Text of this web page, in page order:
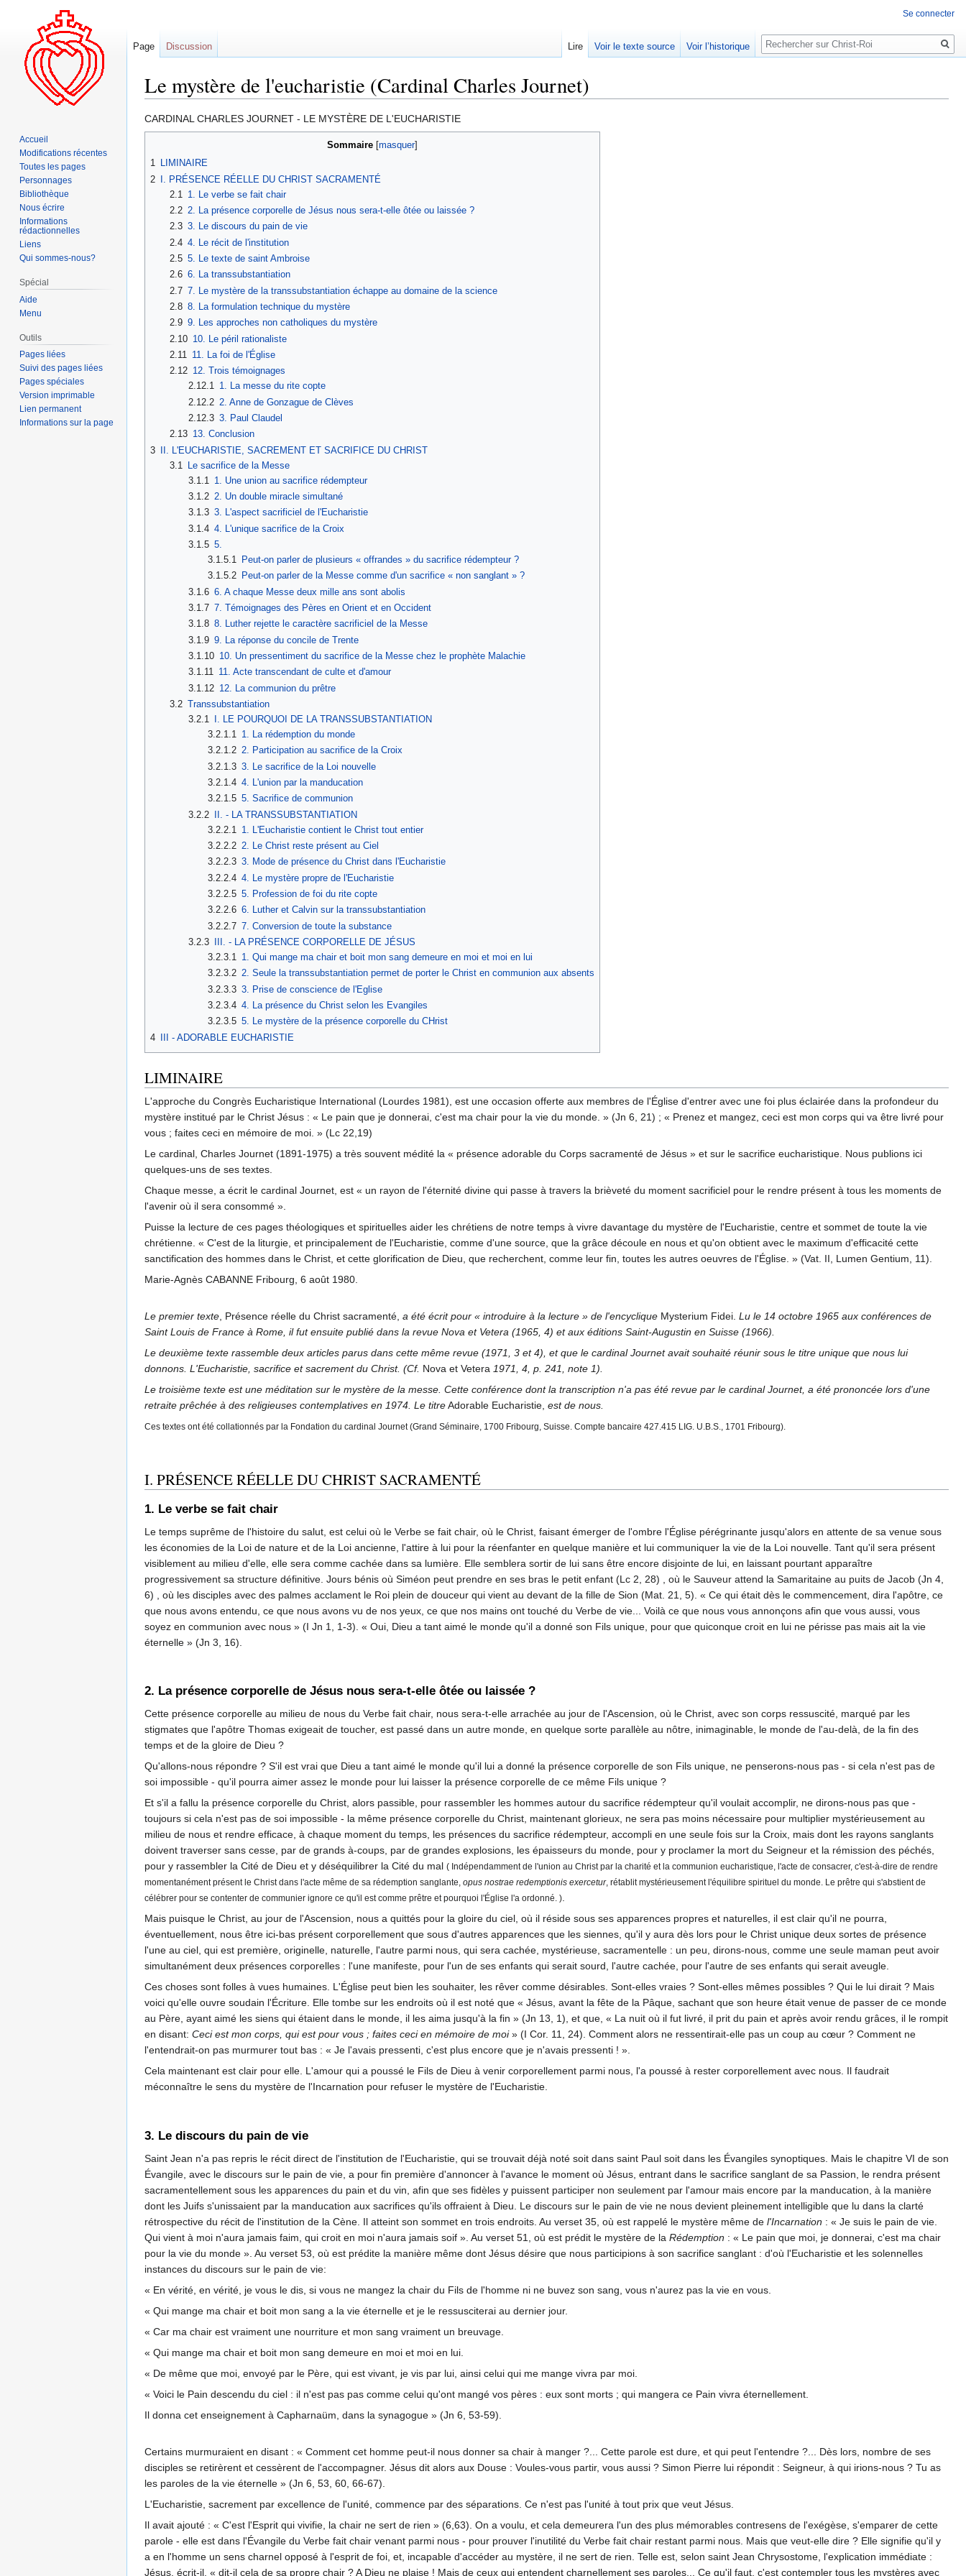
Le mystère de l'eucharistie (Cardinal Charles Journet)
Aller
à
navigation
Aller
à
recherche
CARDINAL CHARLES JOURNET - LE MYSTÈRE DE L'EUCHARISTIE
Sommaire
1 LIMINAIRE
2
I. PRÉSENCE RÉELLE DU CHRIST SACRAMENTÉ
2.1
1. Le verbe se fait chair
2.2 2. La présence corporelle de Jésus nous sera-t-elle ôtée ou laissée ?
2.3 3. Le discours du pain de vie
2.4 4. Le récit de l'institution
2.5 5. Le texte de saint Ambroise
2.6 6. La transsubstantiation
2.7 7. Le mystère de la transsubstantiation échappe au domaine de la science
2.8 8. La formulation technique du mystère
2.9 9. Les approches non catholiques du mystère
2.10 10. Le péril rationaliste
2.11 11. La foi de l'Église
2.12 12. Trois témoignages
2.12.1 1. La messe du rite copte
2.12.2 2. Anne de Gonzague de Clèves
2.12.3 3. Paul Claudel
2.13 13. Conclusion
3 II. L'EUCHARISTIE, SACREMENT ET SACRIFICE DU CHRIST
3.1
Le sacrifice de la Messe
3.1.1
1. Une union au sacrifice rédempteur
3.1.2 2. Un double miracle simultané
3.1.3 3. L'aspect sacrificiel de l'Eucharistie
3.1.4 4. L'unique sacrifice de la Croix
3.1.5 5.
3.1.5.1
Peut-on parler de plusieurs « offrandes » du sacrifice rédempteur ?
3.1.5.2
Peut-on parler de la Messe comme d'un sacrifice « non sanglant » ?
3.1.6 6. A chaque Messe deux mille ans sont abolis
3.1.7 7. Témoignages des Pères en Orient et en Occident
3.1.8 8. Luther rejette le caractère sacrificiel de la Messe
3.1.9 9. La réponse du concile de Trente
3.1.10 10. Un pressentiment du sacrifice de la Messe chez le prophète Malachie
3.1.11 11. Acte transcendant de culte et d'amour
3.1.12 12. La communion du prêtre
3.2 Transsubstantiation
3.2.1
I. LE POURQUOI DE LA TRANSSUBSTANTIATION
3.2.1.1
1. La rédemption du monde
3.2.1.2 2. Participation au sacrifice de la Croix
3.2.1.3 3. Le sacrifice de la Loi nouvelle
3.2.1.4 4. L'union par la manducation
3.2.1.5 5. Sacrifice de communion
3.2.2 II. - LA TRANSSUBSTANTIATION
3.2.2.1
1. L'Eucharistie contient le Christ tout entier
3.2.2.2 2. Le Christ reste présent au Ciel
3.2.2.3 3. Mode de présence du Christ dans l'Eucharistie
3.2.2.4 4. Le mystère propre de l'Eucharistie
3.2.2.5 5. Profession de foi du rite copte
3.2.2.6 6. Luther et Calvin sur la transsubstantiation
3.2.2.7 7. Conversion de toute la substance
3.2.3
III. - LA PRÉSENCE CORPORELLE DE JÉSUS
3.2.3.1
1. Qui mange ma chair et boit mon sang demeure en moi et moi en lui
3.2.3.2 2. Seule la transsubstantiation permet de porter le Christ en communion aux absents
3.2.3.3 3. Prise de conscience de l'Eglise
3.2.3.4 4. La présence du Christ selon les Evangiles
3.2.3.5 5. Le mystère de la présence corporelle du CHrist
4 III - ADORABLE EUCHARISTIE
LIMINAIRE
L'approche du Congrès Eucharistique International (Lourdes 1981), est une occasion offerte aux membres de l'Église d'entrer avec une foi plus éclairée dans la profondeur du
mystère institué par le Christ Jésus : « Le pain que je donnerai, c'est ma chair pour la vie du monde. » (Jn 6, 21) ; « Prenez et mangez, ceci est mon corps qui va être livré pour
vous ; faites ceci en mémoire de moi. » (Lc 22,19)
Le cardinal, Charles Journet (1891-1975) a très souvent médité la « présence adorable du Corps sacramenté de Jésus » et sur le sacrifice eucharistique. Nous publions ici
quelques-uns de ses textes.
Chaque messe, a écrit le cardinal Journet, est « un rayon de l'éternité divine qui passe à travers la brièveté du moment sacrificiel pour le rendre présent à tous les moments de
l'avenir où il sera consommé ».
Puisse la lecture de ces pages théologiques et spirituelles aider les chrétiens de notre temps à vivre davantage du mystère de l'Eucharistie, centre et sommet de toute la vie
chrétienne. « C'est de la liturgie, et principalement de l'Eucharistie, comme d'une source, que la grâce découle en nous et qu'on obtient avec le maximum d'efficacité cette
sanctification des hommes dans le Christ, et cette glorification de Dieu, que recherchent, comme leur fin, toutes les autres oeuvres de l'Église. » (Vat. II, Lumen Gentium, 11).
Marie-Agnès CABANNE Fribourg, 6 août 1980.
Le premier texte, Présence réelle du Christ sacramenté, a été écrit pour « introduire à la lecture » de l'encyclique Mysterium Fidei. Lu le 14 octobre 1965 aux conférences de
Saint Louis de France à Rome, il fut ensuite publié dans la revue Nova et Vetera (1965, 4) et aux éditions Saint-Augustin en Suisse (1966).
Le deuxième texte rassemble deux articles parus dans cette même revue (1971, 3 et 4), et que le cardinal Journet avait souhaité réunir sous le titre unique que nous lui
donnons. L'Eucharistie, sacrifice et sacrement du Christ. (Cf. Nova et Vetera 1971, 4, p. 241, note 1).
Le troisième texte est une méditation sur le mystère de la messe. Cette conférence dont la transcription n'a pas été revue par le cardinal Journet, a été prononcée lors d'une
retraite prêchée à des religieuses contemplatives en 1974. Le titreAdorable Eucharistie, est de nous.
Ces textes ont été collationnés par la Fondation du cardinal Journet (Grand Séminaire, 1700 Fribourg, Suisse. Compte bancaire 427.415 LIG. U.B.S., 1701 Fribourg).
I. PRÉSENCE RÉELLE DU CHRIST SACRAMENTÉ
1. Le verbe se fait chair
Le temps suprême de l'histoire du salut, est celui où le Verbe se fait chair, où le Christ, faisant émerger de l'ombre l'Église pérégrinante jusqu'alors en attente de sa venue sous
les économies de la Loi de nature et de la Loi ancienne, l'attire à lui pour la réenfanter en quelque manière et lui communiquer la vie de la Loi nouvelle. Tant qu'il sera présent
visiblement au milieu d'elle, elle sera comme cachée dans sa lumière. Elle semblera sortir de lui sans être encore disjointe de lui, en laissant pourtant apparaître
progressivement sa structure définitive. Jours bénis où Siméon peut prendre en ses bras le petit enfant (Lc 2, 28) , où le Sauveur attend la Samaritaine au puits de Jacob (Jn 4,
6) , où les disciples avec des palmes acclament le Roi plein de douceur qui vient au devant de la fille de Sion (Mat. 21, 5). « Ce qui était dès le commencement, dira l'apôtre, ce
que nous avons entendu, ce que nous avons vu de nos yeux, ce que nos mains ont touché du Verbe de vie... Voilà ce que nous vous annonçons afin que vous aussi, vous
soyez en communion avec nous » (I Jn 1, 1-3). « Oui, Dieu a tant aimé le monde qu'il a donné son Fils unique, pour que quiconque croit en lui ne périsse pas mais ait la vie
éternelle » (Jn 3, 16).
2. La présence corporelle de Jésus nous sera-t-elle ôtée ou laissée ?
Cette présence corporelle au milieu de nous du Verbe fait chair, nous sera-t-elle arrachée au jour de l'Ascension, où le Christ, avec son corps ressuscité, marqué par les
stigmates que l'apôtre Thomas exigeait de toucher, est passé dans un autre monde, en quelque sorte parallèle au nôtre, inimaginable, le monde de l'au-delà, de la fin des
temps et de la gloire de Dieu ?
Qu'allons-nous répondre ? S'il est vrai que Dieu a tant aimé le monde qu'il lui a donné la présence corporelle de son Fils unique, ne penserons-nous pas - si cela n'est pas de
soi impossible - qu'il pourra aimer assez le monde pour lui laisser la présence corporelle de ce même Fils unique ?
Et s'il a fallu la présence corporelle du Christ, alors passible, pour rassembler les hommes autour du sacrifice rédempteur qu'il voulait accomplir, ne dirons-nous pas que -
toujours si cela n'est pas de soi impossible - la même présence corporelle du Christ, maintenant glorieux, ne sera pas moins nécessaire pour multiplier mystérieusement au
milieu de nous et rendre efficace, à chaque moment du temps, les présences du sacrifice rédempteur, accompli en une seule fois sur la Croix, mais dont les rayons sanglants
doivent traverser sans cesse, par de grands à-coups, par de grandes explosions, les épaisseurs du monde, pour y proclamer la mort du Seigneur et la rémission des péchés,
pour y rassembler la Cité de Dieu et y déséquilibrer la Cité du mal ( Indépendamment de l'union au Christ par la charité et la communion eucharistique, l'acte de consacrer, c'est-à-dire de rendre
momentanément présent le Christ dans l'acte même de sa rédemption sanglante, opus nostrae redemptionis exercetur, rétablit mystérieusement l'équilibre spirituel du monde. Le prêtre qui s'abstient de
célébrer pour se contenter de communier ignore ce qu'il est comme prêtre et pourquoi l'Église l'a ordonné. ).
Mais puisque le Christ, au jour de l'Ascension, nous a quittés pour la gloire du ciel, où il réside sous ses apparences propres et naturelles, il est clair qu'il ne pourra,
éventuellement, nous être ici-bas présent corporellement que sous d'autres apparences que les siennes, qu'il y aura dès lors pour le Christ unique deux sortes de présence
l'une au ciel, qui est première, originelle, naturelle, l'autre parmi nous, qui sera cachée, mystérieuse, sacramentelle : un peu, dirons-nous, comme une seule maman peut avoir
simultanément deux présences corporelles : l'une manifeste, pour l'un de ses enfants qui serait sourd, l'autre cachée, pour l'autre de ses enfants qui serait aveugle.
Ces choses sont folles à vues humaines. L'Église peut bien les souhaiter, les rêver comme désirables. Sont-elles vraies ? Sont-elles mêmes possibles ? Qui le lui dirait ? Mais
voici qu'elle ouvre soudain l'Écriture. Elle tombe sur les endroits où il est noté que « Jésus, avant la fête de la Pâque, sachant que son heure était venue de passer de ce monde
au Père, ayant aimé les siens qui étaient dans le monde, il les aima jusqu'à la fin » (Jn 13, 1), et que, « La nuit où il fut livré, il prit du pain et après avoir rendu grâces, il le rompit
en disant: Ceci est mon corps, qui est pour vous ; faites ceci en mémoire de moi» (I Cor. 11, 24). Comment alors ne ressentirait-elle pas un coup au cœur ? Comment ne
l'entendrait-on pas murmurer tout bas : « Je l'avais pressenti, c'est plus encore que je n'avais pressenti ! ».
Cela maintenant est clair pour elle. L'amour qui a poussé le Fils de Dieu à venir corporellement parmi nous, l'a poussé à rester corporellement avec nous. Il faudrait
méconnaître le sens du mystère de l'Incarnation pour refuser le mystère de l'Eucharistie.
3. Le discours du pain de vie
Saint Jean n'a pas repris le récit direct de l'institution de l'Eucharistie, qui se trouvait déjà noté soit dans saint Paul soit dans les Évangiles synoptiques. Mais le chapitre VI de son
Évangile, avec le discours sur le pain de vie, a pour fin première d'annoncer à l'avance le moment où Jésus, entrant dans le sacrifice sanglant de sa Passion, le rendra présent
sacramentellement sous les apparences du pain et du vin, afin que ses fidèles y puissent participer non seulement par l'amour mais encore par la manducation, à la manière
dont les Juifs s'unissaient par la manducation aux sacrifices qu'ils offraient à Dieu. Le discours sur le pain de vie ne nous devient pleinement intelligible que lu dans la clarté
rétrospective du récit de l'institution de la Cène. Il atteint son sommet en trois endroits. Au verset 35, où est rappelé le mystère même de l'Incarnation : « Je suis le pain de vie.
Qui vient à moi n'aura jamais faim, qui croit en moi n'aura jamais soif ». Au verset 51, où est prédit le mystère de la Rédemption : « Le pain que moi, je donnerai, c'est ma chair
pour la vie du monde ». Au verset 53, où est prédite la manière même dont Jésus désire que nous participions à son sacrifice sanglant : d'où l'Eucharistie et les solennelles
instances du discours sur le pain de vie:
« En vérité, en vérité, je vous le dis, si vous ne mangez la chair du Fils de l'homme ni ne buvez son sang, vous n'aurez pas la vie en vous.
« Qui mange ma chair et boit mon sang a la vie éternelle et je le ressusciterai au dernier jour.
« Car ma chair est vraiment une nourriture et mon sang vraiment un breuvage.
« Qui mange ma chair et boit mon sang demeure en moi et moi en lui.
« De même que moi, envoyé par le Père, qui est vivant, je vis par lui, ainsi celui qui me mange vivra par moi.
« Voici le Pain descendu du ciel : il n'est pas pas comme celui qu'ont mangé vos pères : eux sont morts ; qui mangera ce Pain vivra éternellement.
Il donna cet enseignement à Capharnaüm, dans la synagogue » (Jn 6, 53-59).
Certains murmuraient en disant : « Comment cet homme peut-il nous donner sa chair à manger ?... Cette parole est dure, et qui peut l'entendre ?... Dès lors, nombre de ses
disciples se retirèrent et cessèrent de l'accompagner. Jésus dit alors aux Douse : Voules-vous partir, vous aussi ? Simon Pierre lui répondit : Seigneur, à qui irions-nous ? Tu as
les paroles de la vie éternelle » (Jn 6, 53, 60, 66-67).
L'Eucharistie, sacrement par excellence de l'unité, commence par des séparations. Ce n'est pas l'unité à tout prix que veut Jésus.
Il avait ajouté : « C'est l'Esprit qui vivifie, la chair ne sert de rien » (6,63). On a voulu, et cela demeurera l'un des plus mémorables contresens de l'exégèse, s'emparer de cette
parole - elle est dans l'Évangile du Verbe fait chair venant parmi nous - pour prouver l'inutilité du Verbe fait chair restant parmi nous. Mais que veut-elle dire ? Elle signifie qu'il y
a en l'homme un sens charnel opposé à l'esprit de foi, et, incapable d'accéder au mystère, il ne sert de rien. Telle est, selon saint Jean Chrysostome, l'explication immédiate :
Jésus, écrit-il, « dit-il cela de sa propre chair ? A Dieu ne plaise ! Mais de ceux qui entendent charnellement ses paroles... Ce qu'il faut, c'est contempler tous les mystères avec
Se connecter
Page Discussion Lire Voir le texte source Voir l’historique
Rechercher
Accueil
Modifications récentes
Toutes les pages
Personnages
Bibliothèque
Nous écrire
Informations
rédactionnelles
Liens
Qui sommes-nous?
Spécial
Aide
Menu
Outils
Pages liées
Suivi des pages liées
Pages spéciales
Version imprimable
Lien permanent
Informations sur la page